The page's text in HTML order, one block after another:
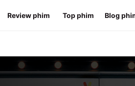
Review phim Top phim Blog